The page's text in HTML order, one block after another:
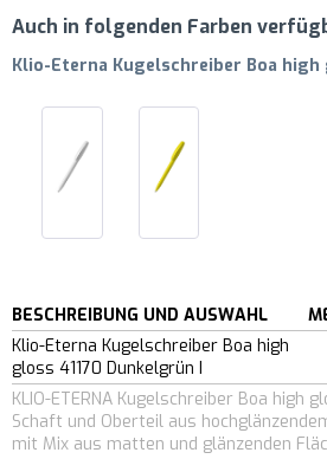
Auch in folgenden Farben
Klio-Eterna Kugelschreiber Boa high
BESCHREIBUNG UND AUSWAHL
Klio-Eterna Kugelschreiber Boa high
gloss 41170 Dunkelgrün I
KLIO-ETERNA Kugelschreiber Boa high
Schaft und Oberteil aus
mit Mix aus matten und glänzenden